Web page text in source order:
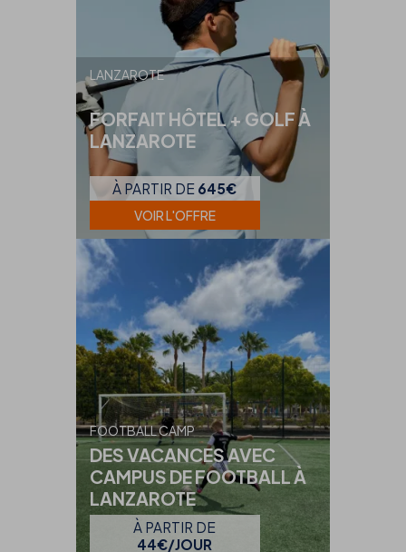
LANZAROTE
FORFAIT HÔTEL + GOLF À
LANZAROTE
À PARTIR DE 645€
VOIR L'OFFRE
FOOTBALL CAMP
DES VACANCES AVEC
CAMPUS DE FOOTBALL À
LANZAROTE
À PARTIR DE
44€/JOUR